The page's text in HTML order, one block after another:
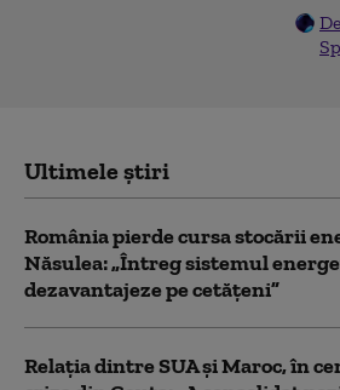
Ultimele știri
România pierde cursa stocării
Năsulea: „Întreg sistemul
dezavantajeze pe cetățeni”
Relația dintre SUA și Maroc, în